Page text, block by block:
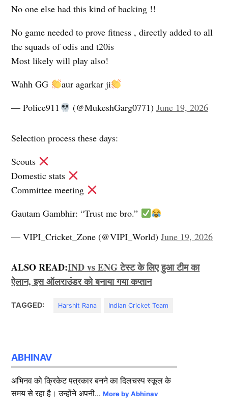
No one else had this kind of backing !!
No game needed to prove fitness , directly added to all
the squads of odis and t20is
Most likely will play also!
Wahh GG
aur agarkar ji
— Police911
(@MukeshGarg0771) June 19, 2026
Selection process these days:
Scouts
Domestic stats
Committee meeting
Gautam Gambhir: “Trust me bro.”
— VIPI_Cricket_Zone (@VIPI_World)June 19, 2026
ALSO READ:IND vs ENG टेस्ट के लिए हुआ टीम का
ऐलान, इस ऑलराउंडर को बनाया गया कप्तान
TAGGED: Harshit Rana Indian Cricket Team
ABHINAV
अभिनव को क्रिकेट पत्रकार बनने का दिलचस्प स्कूल के
समय से रहा है। उन्होंने अपनी...More by Abhinav